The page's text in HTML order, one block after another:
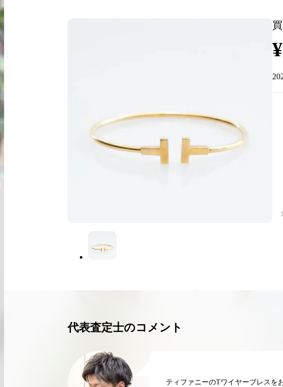
LINE査定
¥
代表査定士のコメント
ティファニーのTワイヤーブレスを